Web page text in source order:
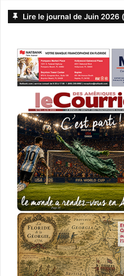
Postcards
London
Jim, un jeune gay de banlieue,
Londres…
Un film de Steve McLean, Harris
King
[ot-video type= »youtube »
Lire le journal de Juin 2026